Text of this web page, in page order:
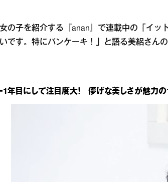
の子を紹介する『anan』で連載中の「イッ
です。特にパンケーキ！」と語る美絽さん
1年目にして注目度大！ 儚げな美しさが魅力の